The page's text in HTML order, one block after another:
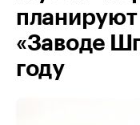
планируют
«Заводе
году